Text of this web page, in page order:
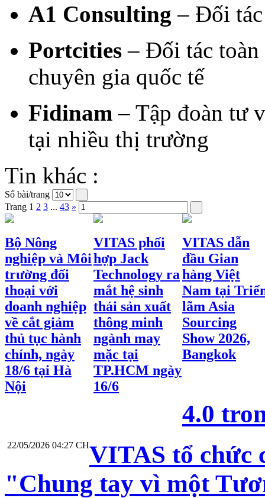
A1 Consulting – Đối
Portcities – Đối tác toàn
chuyên gia quốc tế
Fidinam – Tập đoàn tư
tại nhiều thị trường
Tin khác :
Số bài/trang
Trang 1 2 3 ... 43 »
Bộ Nông
nghiệp và Môi
trường đối
thoại với
doanh nghiệp
về cắt giảm
thủ tục hành
chính, ngày
18/6 tại Hà
Nội
VITAS phối
hợp Jack
Technology ra
mắt hệ sinh
thái sản xuất
thông minh
ngành may
mặc tại
TP.HCM ngày
16/6
VITAS dẫn
đầu Gian
hàng Việt
Nam tại
lãm Asia
Sourcing
Show 2026,
Bangkok
4.0
22/05/2026 04:27 CHVITAS tổ chức
"Chung tay vì một